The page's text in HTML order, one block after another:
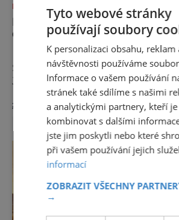
NEJKRÁSNĚJŠÍ PAMÁTKY
KRÁSA I TAJEMSTVÍ
CÍNOVÉHO DOLU
K nejzajímavějším
Slavkovského lesa patří
Jeroným nedaleko zaniklého
Čistá. Dolovat se v něm
středověku. Národní kulturní
dnes přístupná veřejnosti a
vyhledávaná turisty, kteří si
poměrně konkrétní představu
práci tehdejších horníků.
zobrazit více >>
Tyto webové stránky
používají soubory
K personalizaci obsahu, reklam
návštěvnosti používáme
Informace o vašem používání
stránek také sdílíme s našimi
a analytickými partnery, kteří
kombinovat s dalšími
jste jim poskytli nebo které
při vašem používání jejich
informací
ZOBRAZIT VŠECHNY
→